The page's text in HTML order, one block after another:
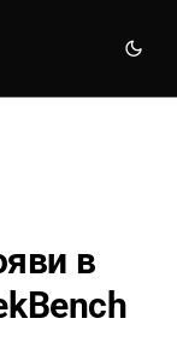
в